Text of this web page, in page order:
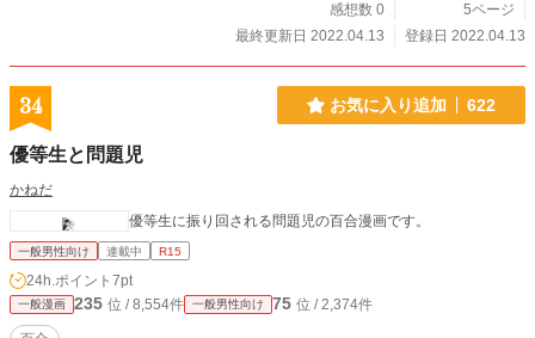
感想数 0
5ページ
最終更新日 2022.04.13
登録日 2022.04.13
34 お気に入り追加 622
優等生と問題児
かねだ
優等生に振り回される問題児の百合漫画です。
一般男性向け 連載中 R15
24h.ポイント 7pt
一般漫画 235 位 / 8,554件 一般男性向け 75 位 / 2,374件